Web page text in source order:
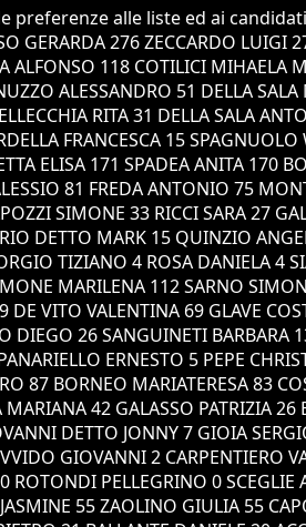
preferenze alle liste ed ai
GERARDA 276 ZECCARDO LUIGI
ALFONSO 118 COTILICI MIHAELA
ALESSANDRO 51 DELLA
RITA 31 DELLA SALA
FRANCESCA 15
ELISA 171 SPADEA ANITA
81 FREDA ANTONIO 75
SIMONE 33 RICCI SARA 27
DETTO MARK 15 QUINZIO
TIZIANO 4 ROSA DANIELA 4
MARILENA 112 SARNO
DE VITO VALENTINA 69 GLAVE
DIEGO 26 SANGUINETI BARBARA
ERNESTO 5 PEPE
87 BORNEO MARIATERESA 83
42 GALASSO PATRIZIA
DETTO JONNY 7 GIOIA
GIOVANNI 2 CARPENTIERO
ROTONDI PELLEGRINO 0
55 ZAOLINO GIULIA 55